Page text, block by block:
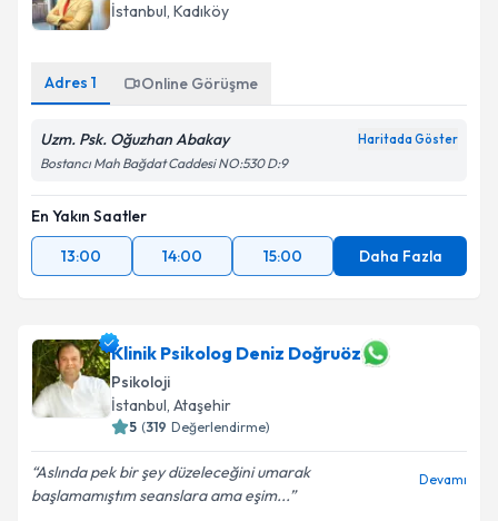
İstanbul, Kadıköy
Adres 1 Online Görüşme
Uzm. Psk. Oğuzhan Abakay Haritada Göster
Bostancı Mah Bağdat Caddesi NO:530 D:9
En Yakın Saatler
13:00
14:00 15:00 Daha Fazla
Klinik Psikolog Deniz Doğruöz
Psikoloji
İstanbul, Ataşehir
5 (319 Değerlendirme)
Aslında pek bir şey düzeleceğini umarak
başlamamıştım seanslara ama eşim...
Devamı